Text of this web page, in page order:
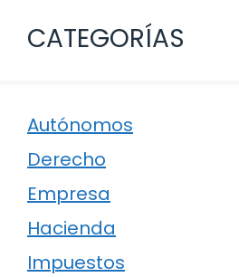
CATEGORÍAS
Autónomos
Derecho
Empresa
Hacienda
Impuestos